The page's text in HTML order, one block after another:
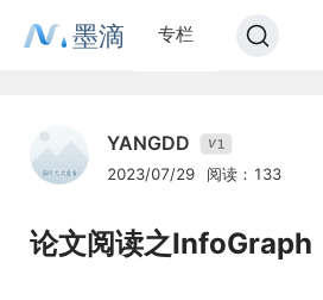
墨滴 专栏
YANGDD V1
2023/07/29 阅读：133
论文阅读之InfoGraph